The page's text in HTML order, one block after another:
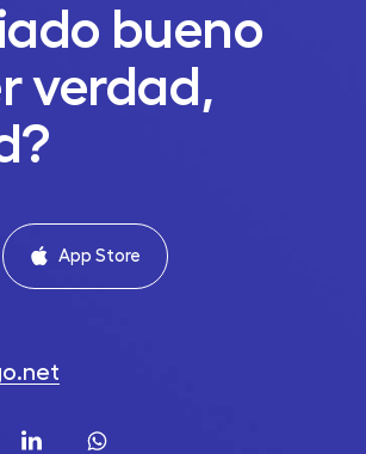
bueno
verdad,
App Store